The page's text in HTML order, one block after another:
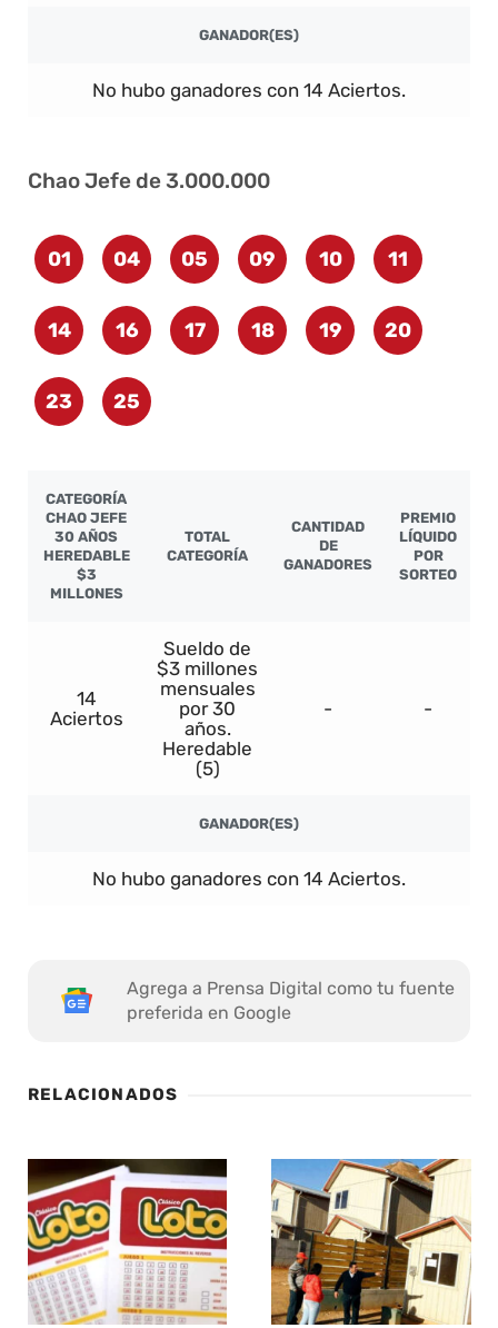
GANADOR(ES)
No hubo ganadores con 14 Aciertos.
Chao Jefe de 3.000.000
01 04 05 09 10 11
14 16 17 18 19 20
23 25
CATEGORÍA
CHAO JEFE
30 AÑOS
HEREDABLE
$3
MILLONES
TOTAL
CATEGORÍA
CANTIDAD
DE
GANADORES
PREMIO
LÍQUIDO
POR
SORTEO
14
Aciertos
Sueldo de
$3 millones
mensuales
por 30
años.
Heredable
(5)
- -
GANADOR(ES)
No hubo ganadores con 14 Aciertos.
Agrega a Prensa Digital como tu fuente
preferida en Google
RELACIONADOS